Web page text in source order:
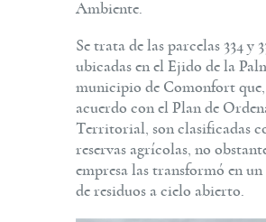
Ambiente.
Se trata de las parcelas 334 y
ubicadas en el Ejido de la
municipio de Comonfort que,
acuerdo con el Plan de
Territorial, son clasificadas
reservas agrícolas, no
empresa las transformó en
de residuos a cielo abierto.